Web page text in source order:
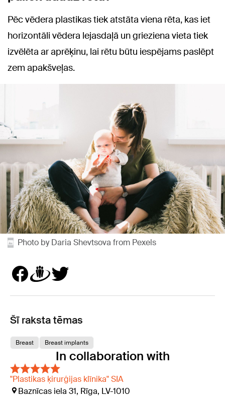
Pēc vēdera plastikas tiek atstāta viena rēta, kas iet
horizontāli vēdera lejasdaļā un grieziena vieta tiek
izvēlēta ar aprēķinu, lai rētu būtu iespējams paslēpt
zem apakšveļas.
Photo by Daria Shevtsova from Pexels
Šī raksta tēmas
Breast Breast implants
In collaboration with
"Plastikas ķirurģijas klīnika" SIA
Baznīcas iela 31, Rīga, LV-1010